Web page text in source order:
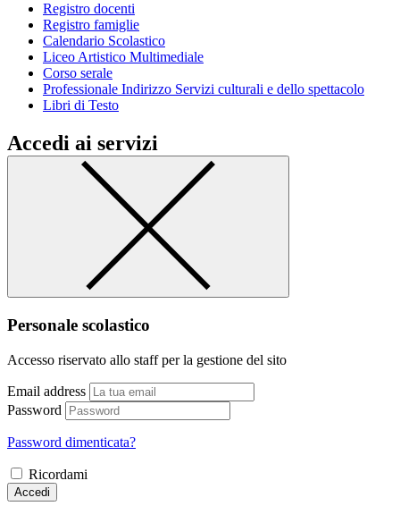
Registro docenti
Registro famiglie
Calendario Scolastico
Liceo Artistico Multimediale
Corso serale
Professionale Indirizzo Servizi culturali e dello spettacolo
Libri di Testo
Accedi ai servizi
Personale scolastico
Accesso riservato allo staff per la gestione del sito
Email address
Password
Password dimenticata?
Ricordami
Accedi